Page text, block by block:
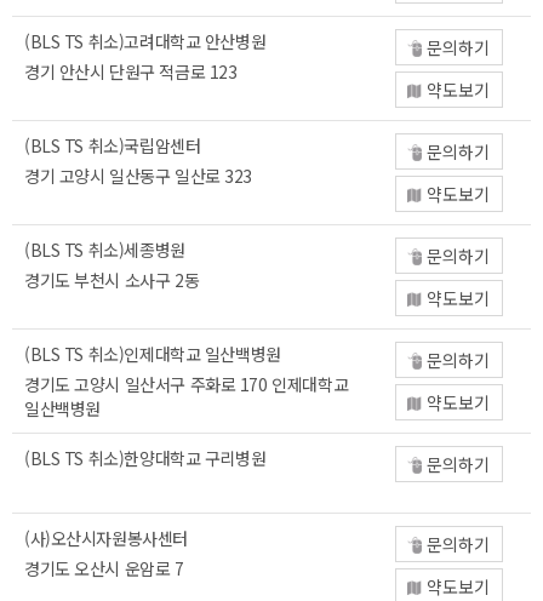
(BLS TS 취소)고려대학교 안산병원
경기 안산시 단원구 적금로 123
문의하기
약도보기
(BLS TS 취소)국립암센터
경기 고양시 일산동구 일산로 323
문의하기
약도보기
(BLS TS 취소)세종병원
경기도 부천시 소사구 2동
문의하기
약도보기
(BLS TS 취소)인제대학교 일산백병원
경기도 고양시 일산서구 주화로 170 인제대학교
일산백병원
문의하기
약도보기
(BLS TS 취소)한양대학교 구리병원 문의하기
(사)오산시자원봉사센터
경기도 오산시 운암로 7
문의하기
약도보기